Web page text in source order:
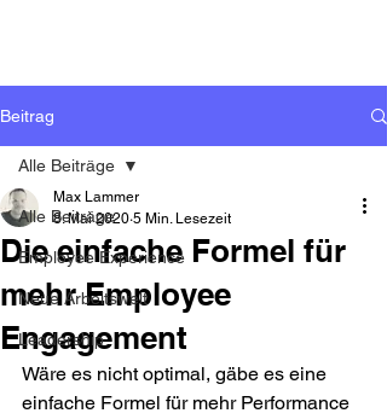
Beitrag
Alle Beiträge
Employee Experience
Neue Arbeitswelt
Leadership
Alle Beiträge
Die einfache Formel für
mehr Employee
Engagement
Max Lammer
8. Mai 2020 5 Min. Lesezeit
Wäre es nicht optimal, gäbe es eine
einfache Formel für mehr Performance